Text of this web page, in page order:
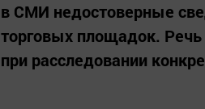
в СМИ недостоверные
торговых площадок.
при расследовании